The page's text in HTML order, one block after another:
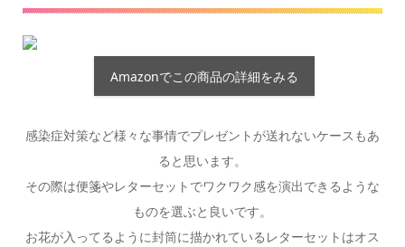
Amazonでこの商品の詳細をみる
感染症対策など様々な事情でプレゼントが送れないケースもあ
ると思います。
その際は便箋やレターセットでワクワク感を演出できるような
ものを選ぶと良いです。
お花が入ってるように封筒に描かれているレターセットはオス